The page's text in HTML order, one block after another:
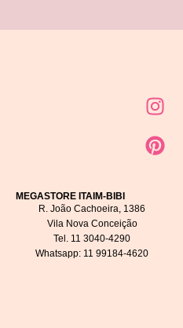
MEGASTORE ITAIM-BIBI
R. João Cachoeira, 1386
Vila Nova Conceição
Tel. 11 3040-4290
Whatsapp: 11 99184-4620